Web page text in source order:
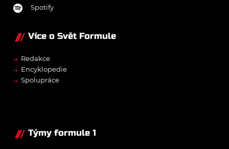
Spotify
Více o Svět Formule
→ Redakce
→ Encyklopedie
→ Spolupráce
Týmy formule 1